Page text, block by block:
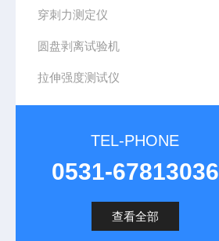
穿刺力测定仪
圆盘剥离试验机
拉伸强度测试仪
TEL-PHONE
0531-67813036
查看全部